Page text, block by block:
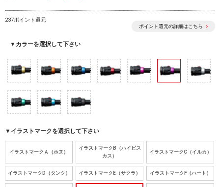
237ポイント還元
ポイント還元の詳細はこちら
▼カラーを選択して下さい
▼イラストマークを選択して下さい
イラストマークＡ（ホヌ）
イラストマークB（ハイビス
カス）
イラストマークC（イルカ）
イラストマークD（タンク） イラストマークE（サクラ） イラストマークF（ハート）